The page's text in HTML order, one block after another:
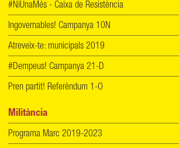
#NiUnaMés - Caixa de Resistència
Ingovernables! Campanya 10N
Atreveix-te: municipals 2019
#Dempeus! Campanya 21-D
Pren partit! Referèndum 1-O
Militància
Programa Marc 2019-2023